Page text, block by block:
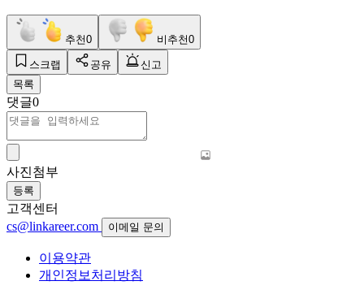
추천0 비추천0
스크랩 공유
신고
목록
댓글0
사진첨부
등록
고객센터
cs@linkareer.com
이메일 문의
이용약관
개인정보처리방침